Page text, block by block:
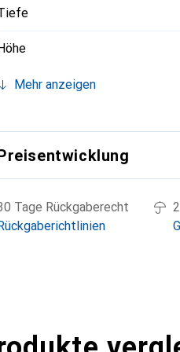
Mehr anzeigen
Tage Rückgaberecht